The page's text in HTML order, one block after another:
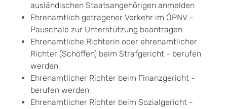
ausländischen Staatsangehörigen anmelden
Ehrenamtlich getragener Verkehr im ÖPNV -
Pauschale zur Unterstützung beantragen
Ehrenamtliche Richterin oder ehrenamtlicher
Richter (Schöffen) beim Strafgericht - berufen
werden
Ehrenamtlicher Richter beim Finanzgericht -
berufen werden
Ehrenamtlicher Richter beim Sozialgericht -